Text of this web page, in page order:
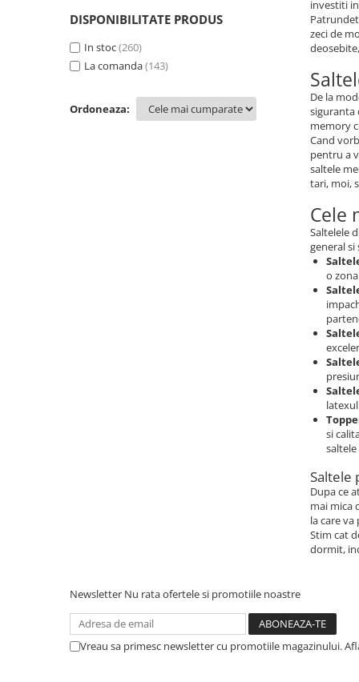
Pocket Memory (12)
Memory cu arcuri
DISPONIBILITATE PRODUS
In stoc(260)
La comanda(143)
Ordoneaza:
investiti
zeci de
De la
siguranta
memory
Cand
pentru a
saltele
tari, moi,
Cele
Saltelele
general
o
si
saltele
Saltele
Dupa ce
mai mica
la care
Stim cat
dormit,
Newsletter Nu rata ofertele si promotiile noastre
Vreau sa primesc newsletter cu promotiile magazinului.